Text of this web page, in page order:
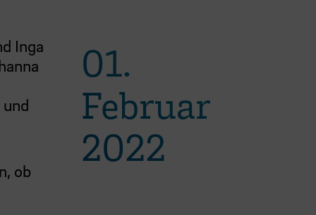
Inga
ob
01.
Februar
2022